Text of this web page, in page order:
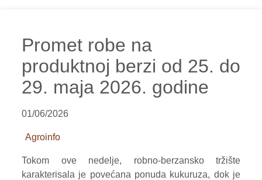
IZVEŠTAJI CENA
INPUTI
JAJA I ŽIVINSKO MESO
MLEKO I MLEČNI PROIZVODI
ŽITARICE
Promet robe na
produktnoj berzi od 25. do
29. maja 2026. godine
01/06/2026
Agroinfo
Tokom ove nedelje, robno-berzansko tržište
karakterisala je povećana ponuda kukuruza, dok je